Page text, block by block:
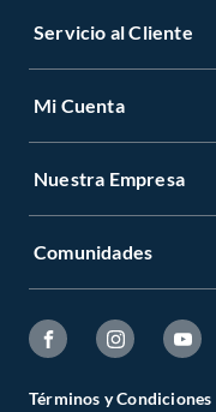
Servicio al Cliente
Mi Cuenta
Nuestra Empresa
Comunidades
Términos y Condiciones